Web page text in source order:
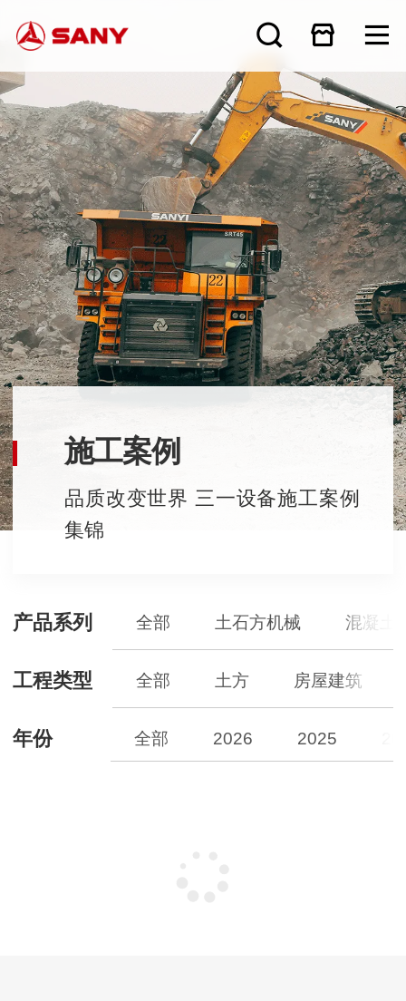
施工案例
品质改变世界 三一设备施工案例
集锦
产品系列 全部 土石方机械 混凝土
工程类型 全部 土方 房屋建筑
年份 全部 2026 2025